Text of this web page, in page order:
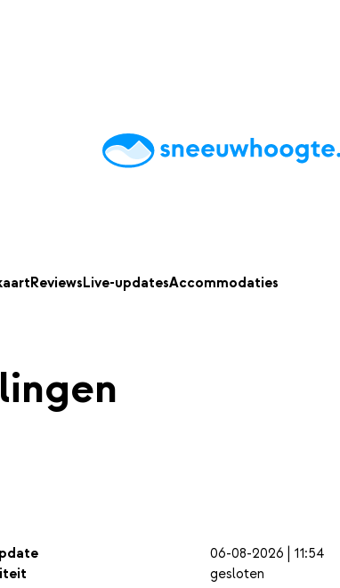
AccommodatiesTipsReviewsLive
ReviewsLive-updatesAccommodaties
06-08-2026 | 11:54
gesloten